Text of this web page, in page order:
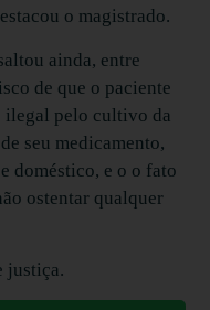
o magistrado.
ainda, entre
de que o paciente
ilegal pelo cultivo da
seu medicamento,
doméstico, e o o fato
ostentar qualquer
justiça.